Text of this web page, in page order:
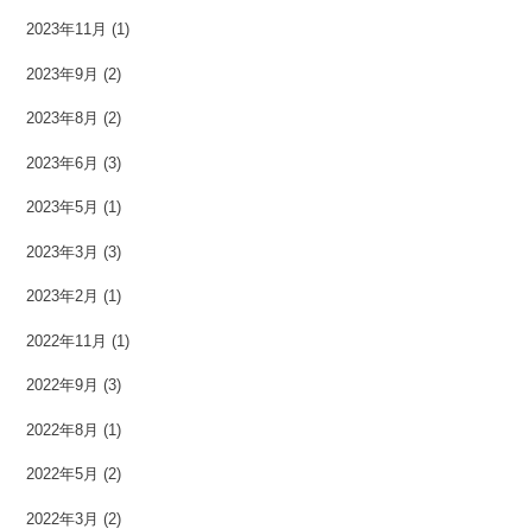
2023年11月 (1)
2023年9月 (2)
2023年8月 (2)
2023年6月 (3)
2023年5月 (1)
2023年3月 (3)
2023年2月 (1)
2022年11月 (1)
2022年9月 (3)
2022年8月 (1)
2022年5月 (2)
2022年3月 (2)